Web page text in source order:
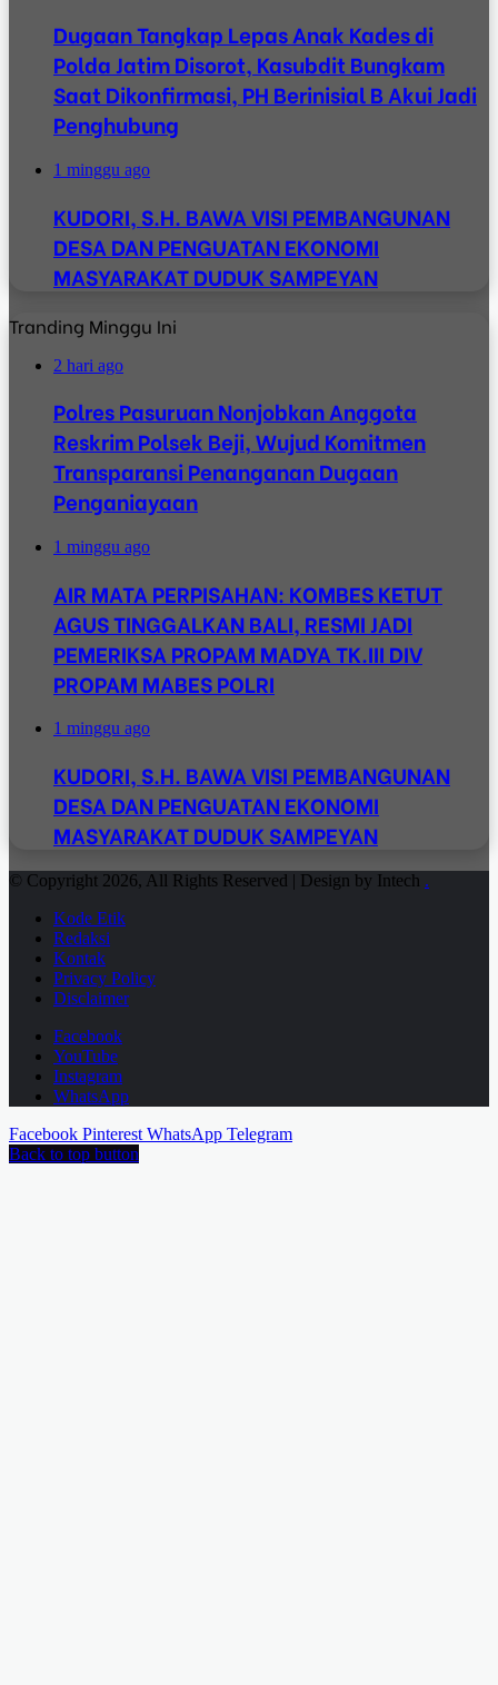
Dugaan Tangkap Lepas Anak Kades di
Polda Jatim Disorot, Kasubdit Bungkam
Saat Dikonfirmasi, PH Berinisial B Akui Jadi
Penghubung
1 minggu ago
KUDORI, S.H. BAWA VISI PEMBANGUNAN
DESA DAN PENGUATAN EKONOMI
MASYARAKAT DUDUK SAMPEYAN
Tranding Minggu Ini
2 hari ago
Polres Pasuruan Nonjobkan Anggota
Reskrim Polsek Beji, Wujud Komitmen
Transparansi Penanganan Dugaan
Penganiayaan
1 minggu ago
AIR MATA PERPISAHAN: KOMBES KETUT
AGUS TINGGALKAN BALI, RESMI JADI
PEMERIKSA PROPAM MADYA TK.III DIV
PROPAM MABES POLRI
1 minggu ago
KUDORI, S.H. BAWA VISI PEMBANGUNAN
DESA DAN PENGUATAN EKONOMI
MASYARAKAT DUDUK SAMPEYAN
© Copyright 2026, All Rights Reserved | Design by Intech .
Kode Etik
Redaksi
Kontak
Privacy Policy
Disclaimer
Facebook
YouTube
Instagram
WhatsApp
Facebook Pinterest WhatsApp Telegram
Back to top button